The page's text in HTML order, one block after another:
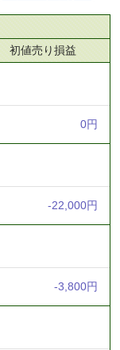
初値売り損益
0円
-22,000円
-3,800円